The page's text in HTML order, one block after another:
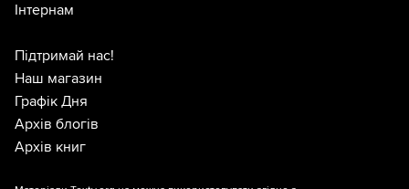
Інтернам
Підтримай нас!
Наш магазин
Графік Дня
Архів блогів
Архів книг